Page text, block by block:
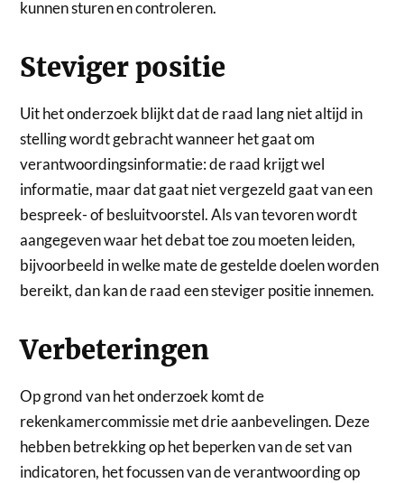
kunnen sturen en controleren.
Steviger positie
Uit het onderzoek blijkt dat de raad lang niet altijd in
stelling wordt gebracht wanneer het gaat om
verantwoordingsinformatie: de raad krijgt wel
informatie, maar dat gaat niet vergezeld gaat van een
bespreek- of besluitvoorstel. Als van tevoren wordt
aangegeven waar het debat toe zou moeten leiden,
bijvoorbeeld in welke mate de gestelde doelen worden
bereikt, dan kan de raad een steviger positie innemen.
Verbeteringen
Op grond van het onderzoek komt de
rekenkamercommissie met drie aanbevelingen. Deze
hebben betrekking op het beperken van de set van
indicatoren, het focussen van de verantwoording op